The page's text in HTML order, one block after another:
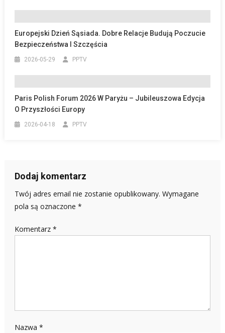
Europejski Dzień Sąsiada. Dobre Relacje Budują Poczucie
Bezpieczeństwa I Szczęścia
2026-05-29 PPTV
Paris Polish Forum 2026 W Paryżu – Jubileuszowa Edycja
O Przyszłości Europy
2026-04-18 PPTV
Dodaj komentarz
Twój adres email nie zostanie opublikowany. Wymagane
pola są oznaczone *
Komentarz *
Nazwa *